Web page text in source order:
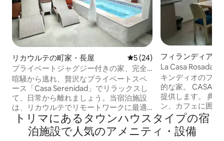
リカウルテの町家・長屋 レビュー24件、5つ星中5つ
5 (24)
プライベートジャグジー付きの家、完全
な休息、Wi-Fi。
喧騒から逃れ、贅沢なプライベートスペ
ース「Casa Serenidad」でリラックスし
て、日常から離れましょう。当宿泊施設
は、リカウルテでリモートワークに最適
な宿泊施設です！お客様に最適なStarlink
Wi-Fiをご用意しています。スパタイプの
専用ジャグジー（水中マッサージ）、設
フィランディアの
La Casa Rosada
キンディオのフィ
的な家。 CASA
提供します。 典
ン、カフェに囲ま
徒歩10分、コリー
台まで徒歩5分。
ください。 キンディオのフィランディア
トリマにあるタウンハウスタイプの宿
泊施設で人気のアメニティ・設備